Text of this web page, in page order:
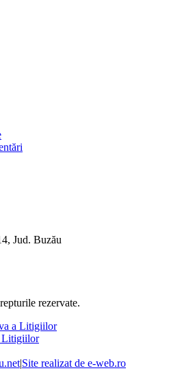
Jud. Buzău
rezervate.
|Site realizat de e-web.ro